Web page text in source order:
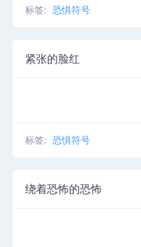
标签: 恐惧符号
紧张的脸红
标签: 恐惧符号
绕着恐怖的恐怖